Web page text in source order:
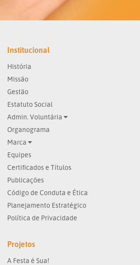
Institucional
História
Missão
Gestão
Estatuto Social
Admin. Voluntária
Organograma
Marca
Equipes
Certificados e Títulos
Publicações
Código de Conduta e Ética
Planejamento Estratégico
Política de Privacidade
Projetos
A Festa é Sua!